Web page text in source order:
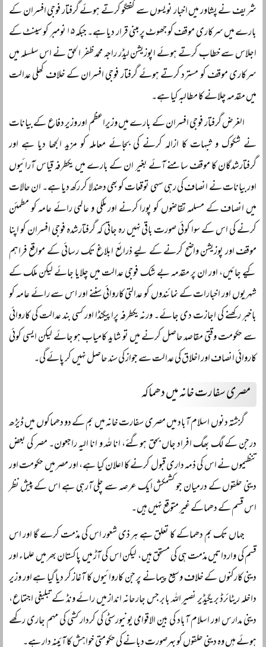
شریف نے پشاور میں اخبار نویسوں سے گفتگو کرتے ہوئے گرفتار فوجی افسران کے
بارے میں سرکاری موقف کو جھوٹ پر مبنی قرار دیا ہے۔ جبکہ ۱۵ نومبر کو سینٹ کے
اجلاس سے خطاب کرتے ہوئے اپوزیشن لیڈر راجہ محمد ظفر الحق نے اس سلسلہ میں
سرکاری موقف کو مسترد کرتے ہوئے گرفتار فوجی افسران کے خلاف کھلی عدالت
میں مقدمہ چلانے کا مطالبہ کیا ہے۔
الغرض گرفتار فوجی افسران کے بارے میں وزیراعظم اور وزیر دفاع کے بیانات
نے شکوک و شبہات کا ازالہ کرنے کی بجائے معاملہ کو مزید الجھا دیا ہے اور
گرفتارشدگان کا موقف سامنے آئے بغیر ان کے بارے میں یکطرفہ قیاس آرائیوں
اور بیانات نے انصاف کی رہی سہی توقعات کو بھی دھندلا کر رکھ دیا ہے۔ ان حالات
میں انصاف کے مسلمہ تقاضوں کو پورا کرنے اور ملکی و عالمی رائے عامہ کو مطمئن
کرنے کی اس کے سوا کوئی صورت باقی نہیں رہ جاتی کہ گرفتارشدہ فوجی افسران کو اپنا
موقف اور پوزیشن واضح کرنے کے لیے ذرائع ابلاغ تک رسائی کے مواقع فراہم
کیے جائیں، اور ان پر مقدمہ بے شک فوجی عدالت میں چلایا جائے لیکن ملک کے
شہریوں اور اخبارات کے نمائندوں کو عدالتی کاروائی سننے اور اس سے رائے عامہ کو
باخبر رکھنے کی اجازت دی جائے۔ ورنہ یکطرفہ پراپیگنڈا اور کسی بند عدالت کی کاروائی
سے حکومت وقتی مقاصد حاصل کرنے میں تو شاید کامیاب ہو جائے لیکن ایسی کوئی
کاروائی انصاف اور اخلاق کی عدالت سے جواز کی سند حاصل نہیں کر پائے گی۔
مصری سفارت خانہ میں دھماکہ
گزشتہ دنوں اسلام آباد میں مصری سفارت خانہ میں بم کے دو دھماکوں میں ڈیڑھ
درجن کے لگ بھگ افراد جاں بحق ہوگئے، انا للہ و انا الیہ راجعون۔ مصر کی بعض
تنظیموں نے اس کی ذمہ داری قبول کرنے کا اعلان کیا ہے، اور مصر میں حکومت اور
دینی حلقوں کے درمیان جو کشمکش ایک عرصہ سے چلی آرہی ہے اس کے پیش نظر
اس قسم کے دھماکے غیر متوقع نہیں ہیں۔
جہاں تک بم دھماکے کا تعلق ہے ہر ذی شعور اس کی مذمت کرے گا اور اس
قسم کی وارداتیں مذمت ہی کی مستحق ہیں، لیکن اس کی آڑ میں پاکستان بھر میں علماء اور
دینی کارکنوں کے خلاف وسیع پیمانے پر جن کاروائیوں کا آغاز کر دیا گیا ہے اور وزیر
داخلہ ریٹائرڈ بریگیڈیر نصیر اللہ بابر جس جارحانہ انداز میں رائے ونڈ کے تبلیغی اجتماع،
دینی مدارس اور اسلام آباد کی بین الاقوامی یونیورسٹی کی کردار کشی کی مہم جاری رکھے
ہوئے ہیں وہ دینی حلقوں کو بہرصورت دبانے کی حکومتی خواہش کا آئینہ دار ہے۔